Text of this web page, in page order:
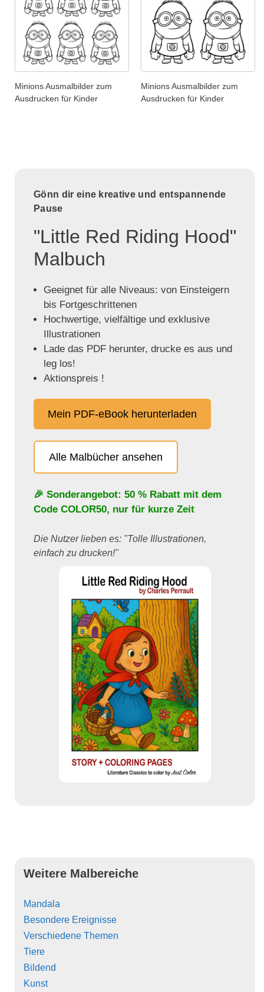
Minions Ausmalbilder zum
Ausdrucken für Kinder
Minions Ausmalbilder zum
Ausdrucken für Kinder
Gönn dir eine kreative und entspannende
Pause
"Little Red Riding Hood"
Malbuch
Geeignet für alle Niveaus: von Einsteigern
bis Fortgeschrittenen
Hochwertige, vielfältige und exklusive
Illustrationen
Lade das PDF herunter, drucke es aus und
leg los!
Aktionspreis !
Mein PDF-eBook herunterladen
Alle Malbücher ansehen
🎉 Sonderangebot: 50 % Rabatt mit dem
Code COLOR50, nur für kurze Zeit
Die Nutzer lieben es: "Tolle Illustrationen,
einfach zu drucken!"
Weitere Malbereiche
Mandala
Besondere Ereignisse
Verschiedene Themen
Tiere
Bildend
Kunst